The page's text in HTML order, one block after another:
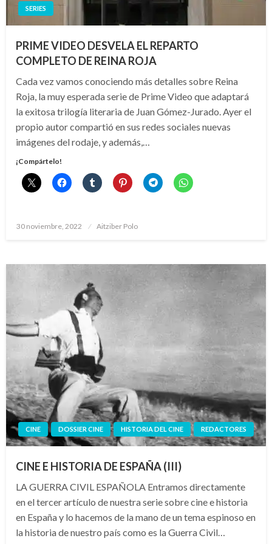
SERIES
PRIME VIDEO DESVELA EL REPARTO
COMPLETO DE REINA ROJA
Cada vez vamos conociendo más detalles sobre Reina
Roja, la muy esperada serie de Prime Video que adaptará
la exitosa trilogía literaria de Juan Gómez-Jurado. Ayer el
propio autor compartió en sus redes sociales nuevas
imágenes del rodaje, y además,…
¡Compártelo!
Publicado
30 noviembre, 2022 Aitziber Polo
CINE DOSSIER CINE HISTORIA DEL CINE REDACTORES
CINE E HISTORIA DE ESPAÑA (III)
LA GUERRA CIVIL ESPAÑOLA Entramos directamente
en el tercer artículo de nuestra serie sobre cine e historia
en España y lo hacemos de la mano de un tema espinoso en
la historia de nuestro país como es la Guerra Civil…